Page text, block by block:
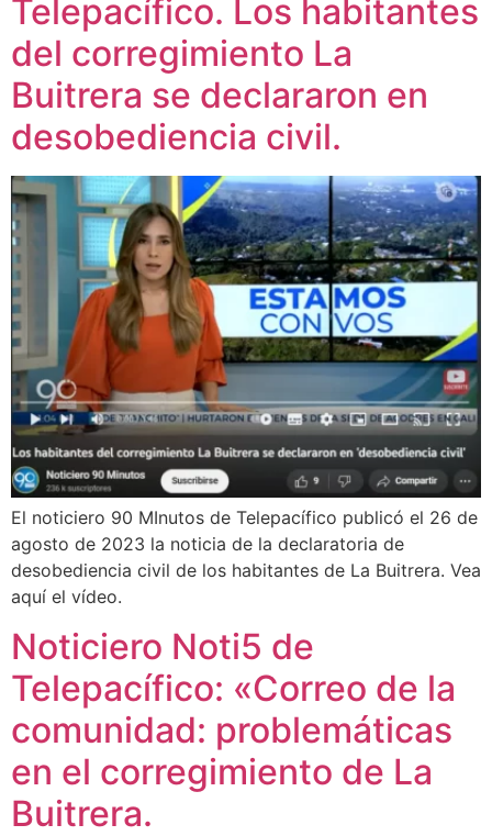
Telepacífico. Los habitantes
del corregimiento La
Buitrera se declararon en
desobediencia civil.
El noticiero 90 MInutos de Telepacífico publicó el 26 de
agosto de 2023 la noticia de la declaratoria de
desobediencia civil de los habitantes de La Buitrera. Vea
aquí el vídeo.
Noticiero Noti5 de
Telepacífico: «Correo de la
comunidad: problemáticas
en el corregimiento de La
Buitrera.